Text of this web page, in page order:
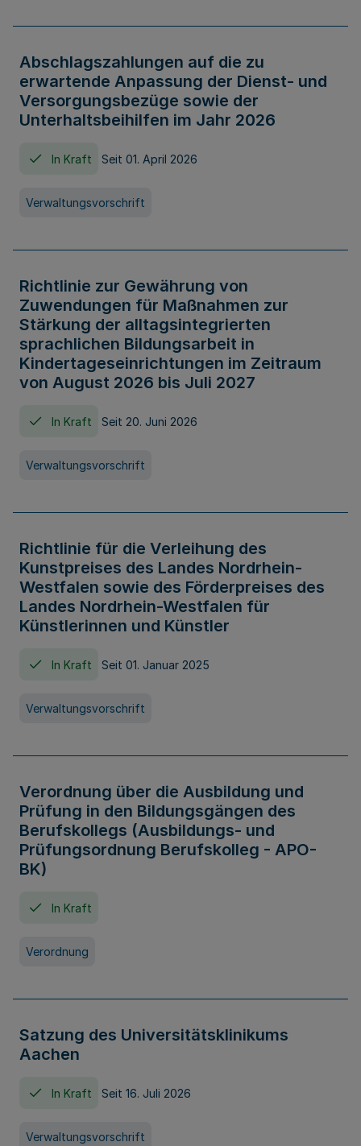
Abschlagszahlungen auf die zu
erwartende Anpassung der Dienst- und
Versorgungsbezüge sowie der
Unterhaltsbeihilfen im Jahr 2026
In Kraft Seit 01. April 2026
Verwaltungsvorschrift
Richtlinie zur Gewährung von
Zuwendungen für Maßnahmen zur
Stärkung der alltagsintegrierten
sprachlichen Bildungsarbeit in
Kindertageseinrichtungen im Zeitraum
von August 2026 bis Juli 2027
In Kraft Seit 20. Juni 2026
Verwaltungsvorschrift
Richtlinie für die Verleihung des
Kunstpreises des Landes Nordrhein-
Westfalen sowie des Förderpreises des
Landes Nordrhein-Westfalen für
Künstlerinnen und Künstler
In Kraft Seit 01. Januar 2025
Verwaltungsvorschrift
Verordnung über die Ausbildung und
Prüfung in den Bildungsgängen des
Berufskollegs (Ausbildungs- und
Prüfungsordnung Berufskolleg - APO-
BK)
In Kraft
Verordnung
Satzung des Universitätsklinikums
Aachen
In Kraft Seit 16. Juli 2026
Verwaltungsvorschrift